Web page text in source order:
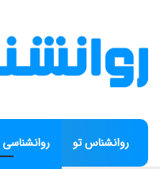
روانشناس تو